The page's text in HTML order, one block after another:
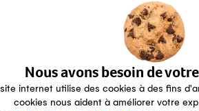
Nous avons besoin de
internet utilise des cookies à des fins
cookies nous aident à améliorer votre